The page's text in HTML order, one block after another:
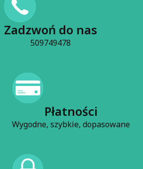
Zadzwoń do nas
509749478
Płatności
Wygodne, szybkie, dopasowane